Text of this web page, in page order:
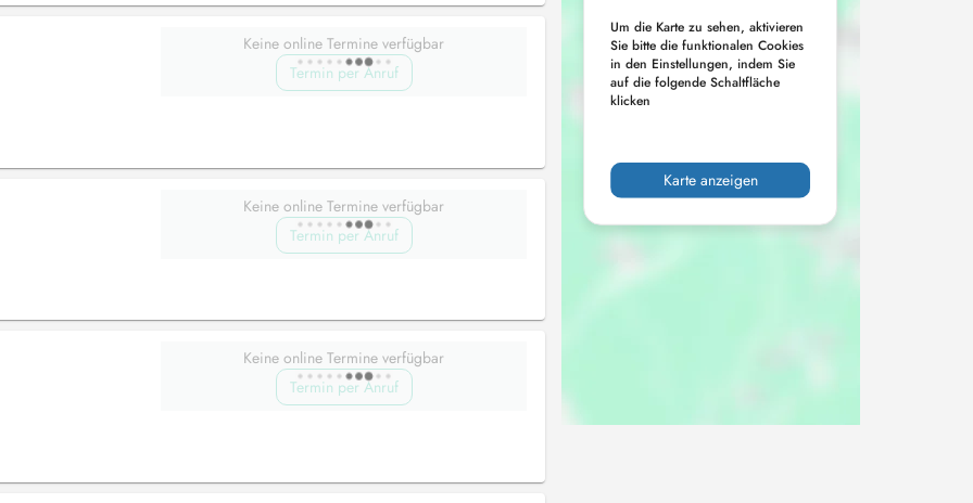
Keine online Termine verfügbar
Termin per Anruf
Keine online Termine verfügbar
Termin per Anruf
Keine online Termine verfügbar
Termin per Anruf
Um die Karte zu sehen, aktivieren
Sie bitte die funktionalen Cookies
in den Einstellungen, indem Sie
auf die folgende Schaltfläche
klicken
Karte anzeigen